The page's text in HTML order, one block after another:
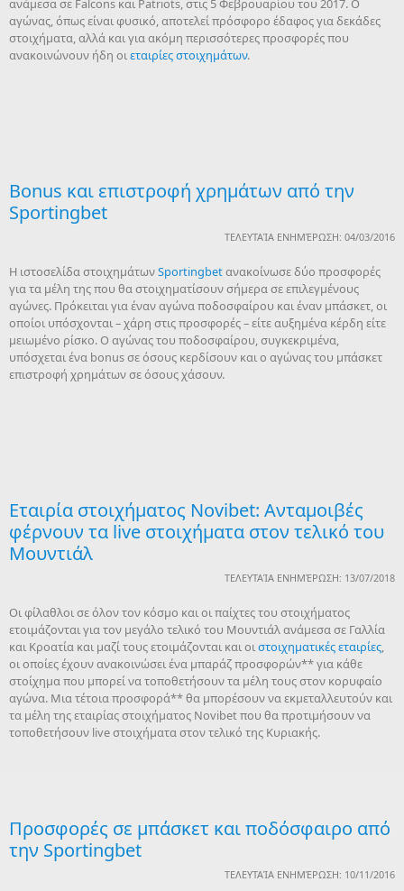
ανάμεσα σε Falcons και Patriots, στις 5 Φεβρουαρίου του 2017. O
αγώνας, όπως είναι φυσικό, αποτελεί πρόσφορο έδαφος για δεκάδες
στοιχήματα, αλλά και για ακόμη περισσότερες προσφορές που
ανακοινώνουν ήδη οιεταιρίες στοιχημάτων.
Bonus και επιστροφή χρημάτων από την
Sportingbet
ΤΕΛΕΥΤΑΊΑ ΕΝΗΜΈΡΩΣΗ: 04/03/2016
Η ιστοσελίδα στοιχημάτωνSportingbetανακοίνωσε δύο προσφορές
για τα μέλη της που θα στοιχηματίσουν σήμερα σε επιλεγμένους
αγώνες. Πρόκειται για έναν αγώνα ποδοσφαίρου και έναν μπάσκετ, οι
οποίοι υπόσχονται – χάρη στις προσφορές – είτε αυξημένα κέρδη είτε
μειωμένο ρίσκο. Ο αγώνας του ποδοσφαίρου, συγκεκριμένα,
υπόσχεται ένα bonus σε όσους κερδίσουν και ο αγώνας του μπάσκετ
επιστροφή χρημάτων σε όσους χάσουν.
Εταιρία στοιχήματος Novibet: Ανταμοιβές
φέρνουν τα live στοιχήματα στον τελικό του
Μουντιάλ
ΤΕΛΕΥΤΑΊΑ ΕΝΗΜΈΡΩΣΗ: 13/07/2018
Οι φίλαθλοι σε όλον τον κόσμο και οι παίχτες του στοιχήματος
ετοιμάζονται για τον μεγάλο τελικό του Μουντιάλ ανάμεσα σε Γαλλία
και Κροατία και μαζί τους ετοιμάζονται και οιστοιχηματικές εταιρίες,
οι οποίες έχουν ανακοινώσει ένα μπαράζ προσφορών** για κάθε
στοίχημα που μπορεί να τοποθετήσουν τα μέλη τους στον κορυφαίο
αγώνα. Μια τέτοια προσφορά** θα μπορέσουν να εκμεταλλευτούν και
τα μέλη της εταιρίας στοιχήματος Novibet που θα προτιμήσουν να
τοποθετήσουν live στοιχήματα στον τελικό της Κυριακής.
Προσφορές σε μπάσκετ και ποδόσφαιρο από
την Sportingbet
ΤΕΛΕΥΤΑΊΑ ΕΝΗΜΈΡΩΣΗ: 10/11/2016